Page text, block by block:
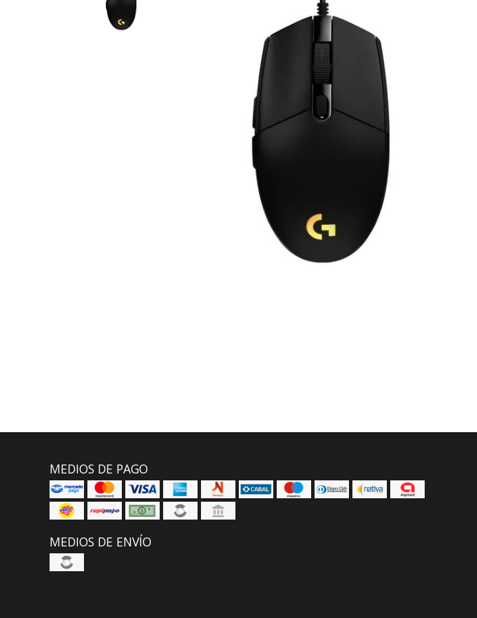
MEDIOS DE PAGO
MEDIOS DE ENVÍO